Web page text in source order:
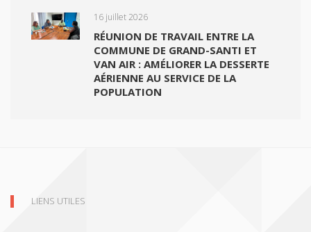
16 juillet 2026
RÉUNION DE TRAVAIL ENTRE LA
COMMUNE DE GRAND-SANTI ET
VAN AIR : AMÉLIORER LA DESSERTE
AÉRIENNE AU SERVICE DE LA
POPULATION
LIENS UTILES